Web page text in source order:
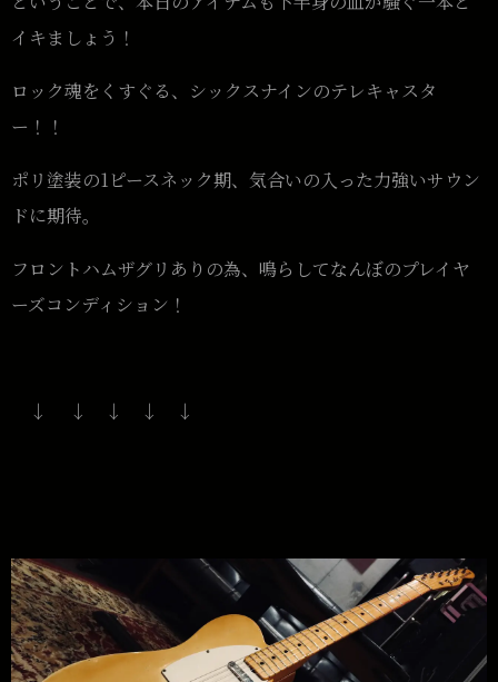
イキましょう！
ロック魂をくすぐる、シックスナインのテレキャスタ
ー！！
ポリ塗装の1ピースネック期、気合いの入った力強いサウン
ドに期待。
フロントハムザグリありの為、鳴らしてなんぼのプレイヤ
ーズコンディション！
↓ ↓ ↓ ↓ ↓